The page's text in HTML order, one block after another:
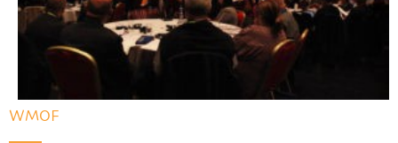
WMOF